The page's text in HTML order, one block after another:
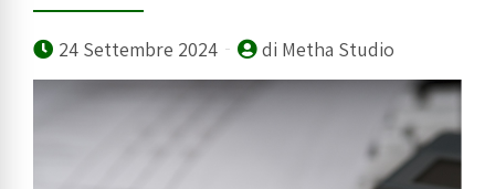
24 Settembre 2024 di Metha Studio